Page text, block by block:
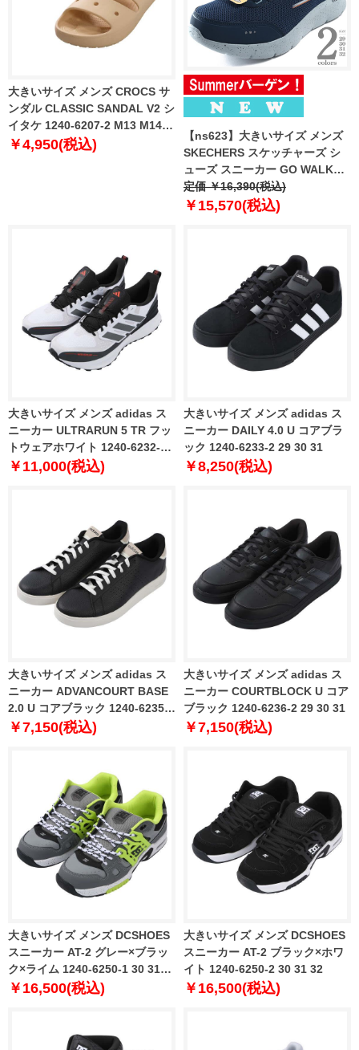
大きいサイズ メンズ CROCS サ
ンダル CLASSIC SANDAL V2 シ
イタケ 1240-6207-2 M13 M14
M15
￥4,950(税込)
【ns623】大きいサイズ メンズ
SKECHERS スケッチャーズ シ
ューズ スニーカー GO WALK
FLEX 春夏新作 216330ww
定価 ￥16,390(税込)
￥15,570(税込)
大きいサイズ メンズ adidas ス
ニーカー ULTRARUN 5 TR フッ
トウェアホワイト 1240-6232-1
29 30 31
￥11,000(税込)
大きいサイズ メンズ adidas ス
ニーカー DAILY 4.0 U コアブラ
ック 1240-6233-2 29 30 31
￥8,250(税込)
大きいサイズ メンズ adidas ス
ニーカー ADVANCOURT BASE
2.0 U コアブラック 1240-6235-2
29 30 31
￥7,150(税込)
大きいサイズ メンズ adidas ス
ニーカー COURTBLOCK U コア
ブラック 1240-6236-2 29 30 31
￥7,150(税込)
大きいサイズ メンズ DCSHOES
スニーカー AT-2 グレー×ブラッ
ク×ライム 1240-6250-1 30 31
32
￥16,500(税込)
大きいサイズ メンズ DCSHOES
スニーカー AT-2 ブラック×ホワ
イト 1240-6250-2 30 31 32
￥16,500(税込)